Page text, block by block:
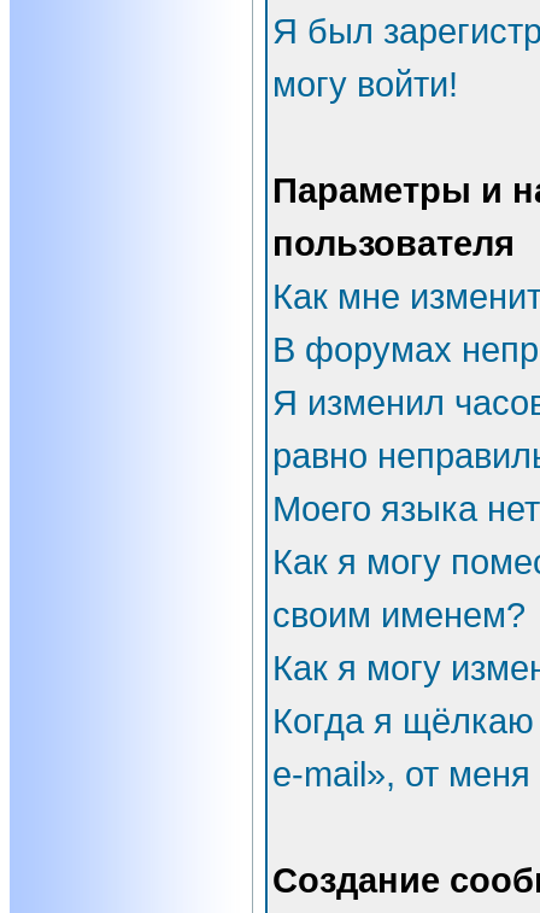
Я был
могу войти!
Параметры и
пользователя
Как мне
В форумах
Я изменил
равно
Моего языка
Как я могу
своим именем?
Как я могу
Когда я
e-mail», от
Создание